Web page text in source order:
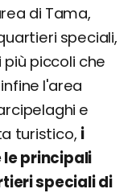
di Tama,
speciali,
piccoli che
l'area
e
turistico, i
le principali
speciali di